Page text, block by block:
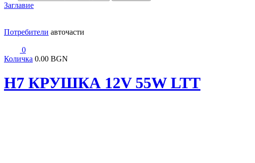
Заглавие
Потребители авточасти
0
Количка 0.00 BGN
H7 КРУШКА 12V 55W LTT